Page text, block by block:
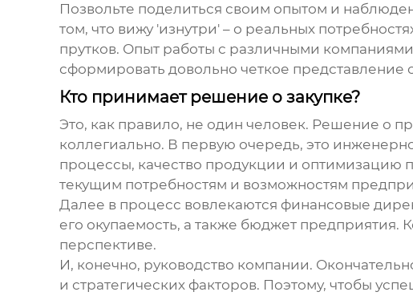
Позвольте поделиться своим опытом и
том, что вижу 'изнутри' – о реальных
прутков. Опыт работы с различными
сформировать довольно четкое представление
Кто принимает решение о закупке?
Это, как правило, не один человек. Решение о
коллегиально. В первую очередь, это
процессы, качество продукции и оптимизацию
текущим потребностям и возможностям
Далее в процесс вовлекаются финансовые
его окупаемость, а также бюджет предприятия.
перспективе.
И, конечно, руководство компании.
и стратегических факторов. Поэтому, чтобы